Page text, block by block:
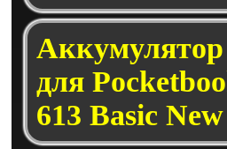
Аккумулятор
для
613 Basic New